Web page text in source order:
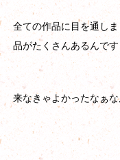
全ての作品に目を通し
品がたくさんあるんです
来なきゃよかったなぁ